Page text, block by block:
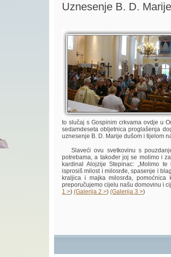
Uznesenje B. D.
to slučaj s Gospinim crkvama ovdje u
sedamdeseta obljetnica proglašenja
uznesenje B. D. Marije dušom i tijelom
Slaveći ovu svetkovinu s
potrebama, a također joj se molimo i
kardinal Alojzije Stepinac: „Molimo
isprosiš milost i milosrđe, spasenje i
kraljica i majka milosrđa, pomoćnica
preporučujemo cijelu našu domovinu i
1 >) (Galerija 2 >) (Galerija 3 >)